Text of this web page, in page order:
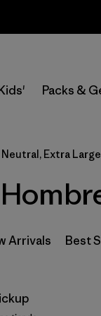
Packs &
Neutral, Extra Large
Arrivals Best